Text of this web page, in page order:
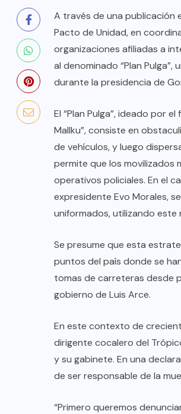
A través de una publicación
Pacto de Unidad, en
organizaciones afiliadas a
al denominado “Plan
durante la presidencia de
El “Plan Pulga”, ideado por
Mallku”, consiste en
de vehículos, y luego
permite que los movilizados
operativos policiales. En el
expresidente Evo Morales,
uniformados, utilizando este
Se presume que esta
puntos del país donde se
tomas de carreteras desde
gobierno de Luis Arce.
En este contexto de
dirigente cocalero del
y su gabinete. En una
de ser responsable de la
“Primero queremos